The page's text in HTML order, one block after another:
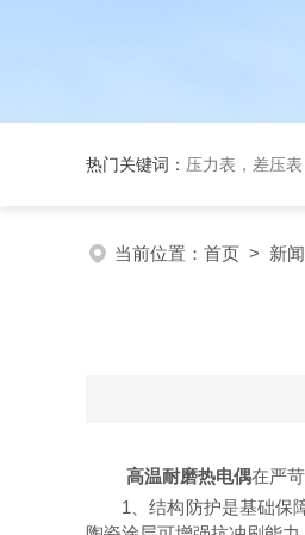
热门关键词： 压力表，差压
当前位置： 首页 > 新
高温耐磨热电偶在严
1、结构防护是基础保障